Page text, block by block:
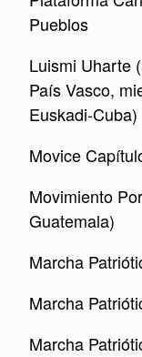
Pueblos
Luismi Uharte
País Vasco,
Euskadi-Cuba)
Movice
Movimiento
Guatemala)
Marcha
Marcha
Marcha